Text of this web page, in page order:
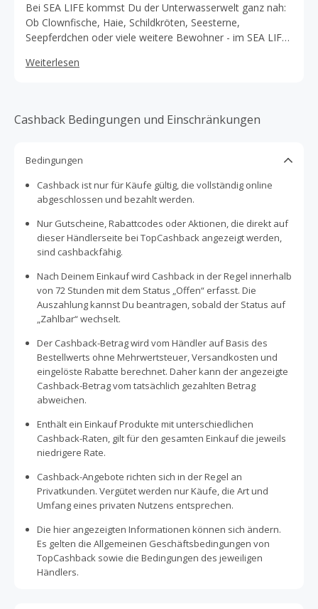
Bei SEA LIFE kommst Du der Unterwasserwelt ganz nah:
Ob Clownfische, Haie, Schildkröten, Seesterne,
Seepferdchen oder viele weitere Bewohner - im SEA LIFE
Du bei ihnen, wie Du selbst zum Schutz der Meere oder
Weiterlesen
Cashback Bedingungen und Einschränkungen
Bedingungen
Cashback ist nur für Käufe gültig, die vollständig online
abgeschlossen und bezahlt werden.
Nur Gutscheine, Rabattcodes oder Aktionen, die direkt auf
dieser Händlerseite bei TopCashback angezeigt werden,
sind cashbackfähig.
Nach Deinem Einkauf wird Cashback in der Regel innerhalb
von 72 Stunden mit dem Status „Offen“ erfasst. Die
Auszahlung kannst Du beantragen, sobald der Status auf
„Zahlbar“ wechselt.
Der Cashback-Betrag wird vom Händler auf Basis des
Bestellwerts ohne Mehrwertsteuer, Versandkosten und
eingelöste Rabatte berechnet. Daher kann der angezeigte
Cashback-Betrag vom tatsächlich gezahlten Betrag
abweichen.
Enthält ein Einkauf Produkte mit unterschiedlichen
Cashback-Raten, gilt für den gesamten Einkauf die jeweils
niedrigere Rate.
Cashback-Angebote richten sich in der Regel an
Privatkunden. Vergütet werden nur Käufe, die Art und
Umfang eines privaten Nutzens entsprechen.
Die hier angezeigten Informationen können sich ändern.
Es gelten die Allgemeinen Geschäftsbedingungen von
TopCashback sowie die Bedingungen des jeweiligen
Händlers.